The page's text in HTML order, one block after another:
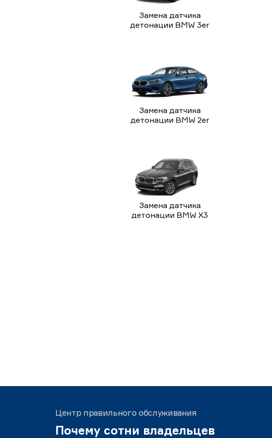
Замена датчика
детонации BMW 3er
Замена датчика
детонации BMW 2er
Замена датчика
детонации BMW X3
Центр правильного обслуживания
Почему сотни владельцев